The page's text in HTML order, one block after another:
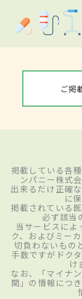
ご掲
掲載している各
ンパニー株式
出来るだけ正確
に
掲載されている
必ず該当
当サービスによ
ク、およびミー
切負わないもの
手数ですがドク
け
なお、「マイナ
関」の情報につ